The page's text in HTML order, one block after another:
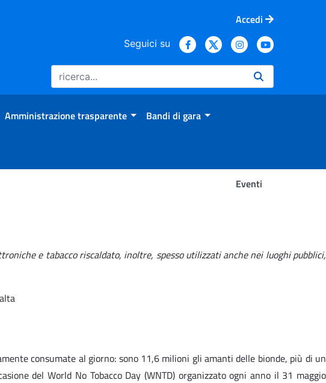
Accedi
Seguici su
Amministrazione trasparente Bandi di gara
Eventi
e tabacco riscaldato, inoltre, spesso utilizzati anche nei luoghi pubblici,
consumate al giorno: sono 11,6 milioni gli amanti delle bionde, più di un
del World No Tobacco Day (WNTD) organizzato ogni anno il 31 maggio